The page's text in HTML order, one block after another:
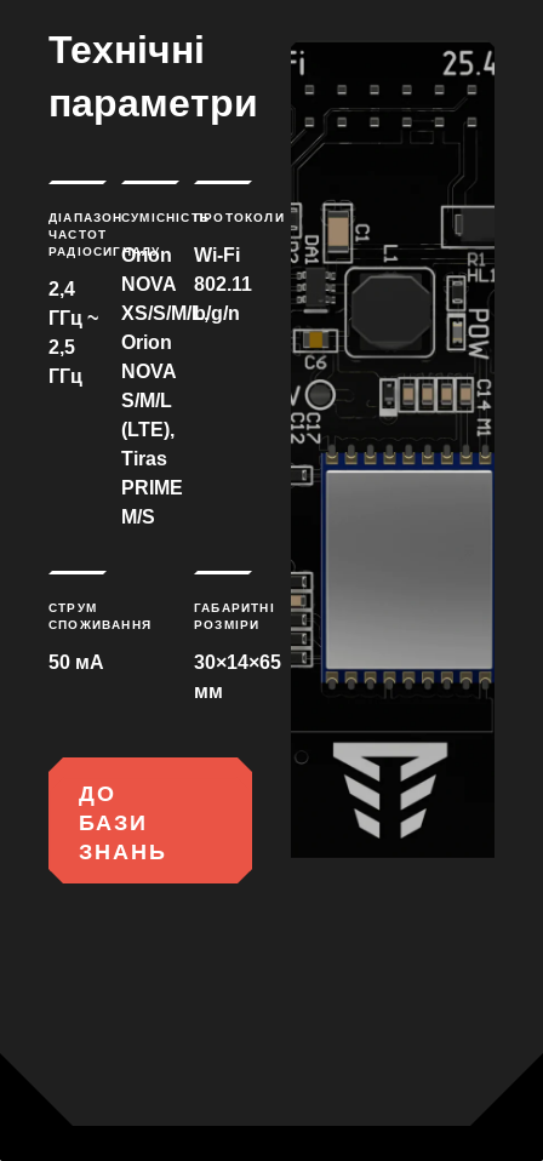
Технічні
параметри
ДІАПАЗОН
ЧАСТОТ
РАДІОСИГНАЛУ
2,4
ГГц ~
2,5
ГГц
СУМІСНІСТЬ
Orion
NOVA
XS/S/M/L,
Orion
NOVA
S/M/L
(LTE),
Tiras
PRIME
M/S
ПРОТОКОЛИ
Wi-Fi
802.11
b/g/n
СТРУМ
СПОЖИВАННЯ
50 мА
ГАБАРИТНІ
РОЗМІРИ
30×14×65
мм
ДО
БАЗИ
ЗНАНЬ